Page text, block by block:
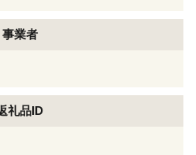
事業者
礼品ID